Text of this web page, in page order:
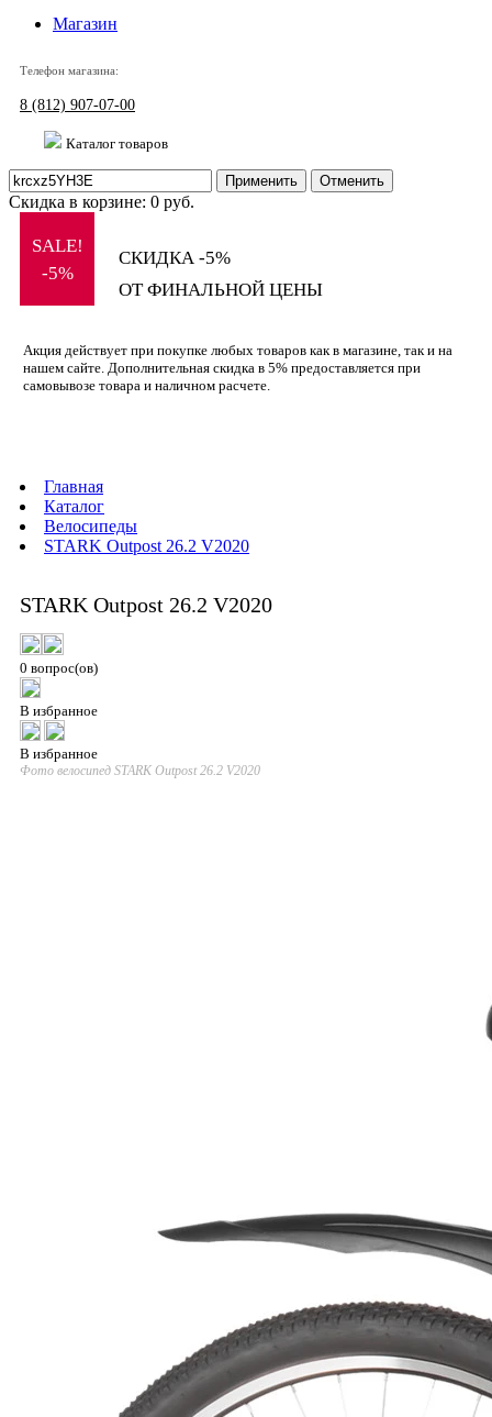
Магазин
Телефон магазина:
8 (812) 907-07-00
Каталог товаров
Применить Отменить
Скидка в корзине: 0 руб.
SALE!
-5%
СКИДКА -5%
ОТ ФИНАЛЬНОЙ ЦЕНЫ
Акция действует при покупке любых товаров как в магазине, так и на
нашем сайте. Дополнительная скидка в 5% предоставляется при
самовывозе товара и наличном расчете.
Главная
Каталог
Велосипеды
STARK Outpost 26.2 V2020
STARK Outpost 26.2 V2020
0 вопрос(ов)
В избранное
В избранное
Фото велосипед STARK Outpost 26.2 V2020